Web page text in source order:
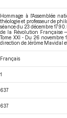
Hommage à l'Assemblée
théologie et professeur de
séance du 23 décembre
de la Révolution Française
Tome XXI - Du 26 novembre
direction de Jérôme Mavidal
Français
1
637
637